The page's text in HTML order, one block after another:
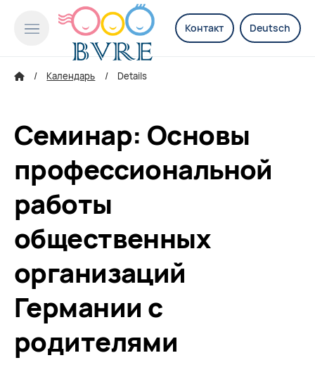
Контакт Deutsch
Календарь Details
Семинар: Основы
профессиональной
работы
общественных
организаций
Германии с
родителями